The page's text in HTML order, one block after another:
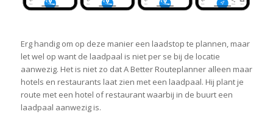
Erg handig om op deze manier een laadstop te plannen, maar
let wel op want de laadpaal is niet per se bij de locatie
aanwezig. Het is niet zo dat A Better Routeplanner alleen maar
hotels en restaurants laat zien met een laadpaal. Hij plant je
route met een hotel of restaurant waarbij in de buurt een
laadpaal aanwezig is.